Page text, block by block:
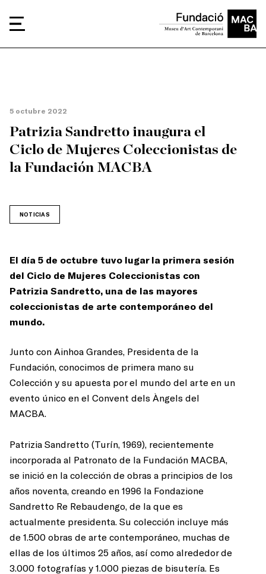
5 octubre 2022
Patrizia Sandretto inaugura el
Ciclo de Mujeres Coleccionistas de
la Fundación MACBA
NOTICIAS
El día 5 de octubre tuvo lugar la primera sesión
del Ciclo de Mujeres Coleccionistas con
Patrizia Sandretto, una de las mayores
coleccionistas de arte contemporáneo del
mundo.
Junto con Ainhoa Grandes, Presidenta de la
Fundación, conocimos de primera mano su
Colección y su apuesta por el mundo del arte en un
evento único en el Convent dels Àngels del
MACBA.
Patrizia Sandretto (Turín, 1969), recientemente
incorporada al Patronato de la Fundación MACBA,
se inició en la colección de obras a principios de los
años noventa, creando en 1996 la Fondazione
Sandretto Re Rebaudengo, de la que es
actualmente presidenta. Su colección incluye más
de 1.500 obras de arte contemporáneo, muchas de
ellas de los últimos 25 años, así como alrededor de
3.000 fotografías y 1.000 piezas de bisutería. Es